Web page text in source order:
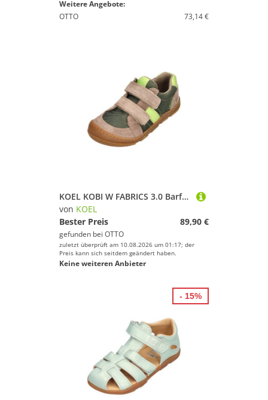
Weitere Angebote:
OTTO
73,14 €
KOEL KOBI W FABRICS 3.0 Barfußschuh Khaki
von KOEL
Bester Preis
89,90 €
gefunden bei OTTO
zuletzt überprüft am 10.08.2026 um 01:17; der
Preis kann sich seitdem geändert haben.
Keine weiteren Anbieter
- 15%